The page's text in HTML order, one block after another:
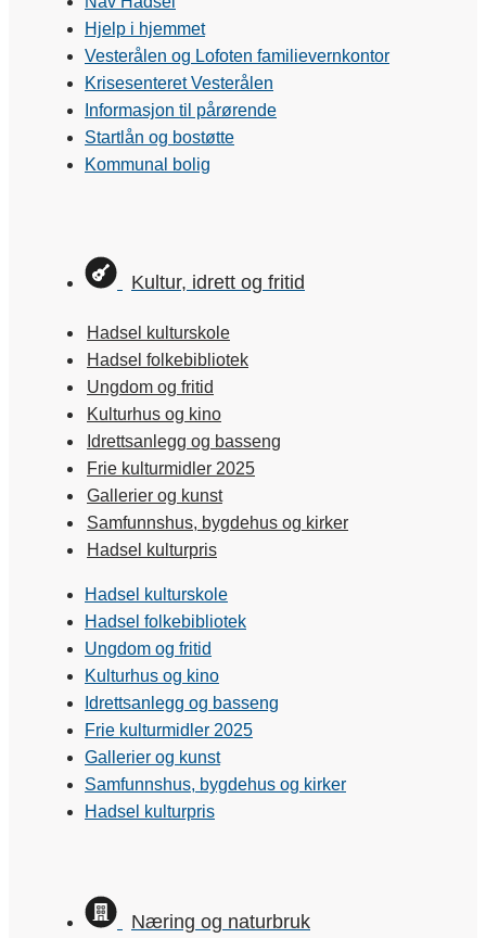
Hjelp i hjemmet
Vesterålen og Lofoten familievernkontor
Krisesenteret Vesterålen
Informasjon til pårørende
Startlån og bostøtte
Kommunal bolig
Kultur, idrett og fritid
Hadsel kulturskole
Hadsel folkebibliotek
Ungdom og fritid
Kulturhus og kino
Idrettsanlegg og basseng
Frie kulturmidler 2025
Gallerier og kunst
Samfunnshus, bygdehus og kirker
Hadsel kulturpris
Hadsel kulturskole
Hadsel folkebibliotek
Ungdom og fritid
Kulturhus og kino
Idrettsanlegg og basseng
Frie kulturmidler 2025
Gallerier og kunst
Samfunnshus, bygdehus og kirker
Hadsel kulturpris
Næring og naturbruk